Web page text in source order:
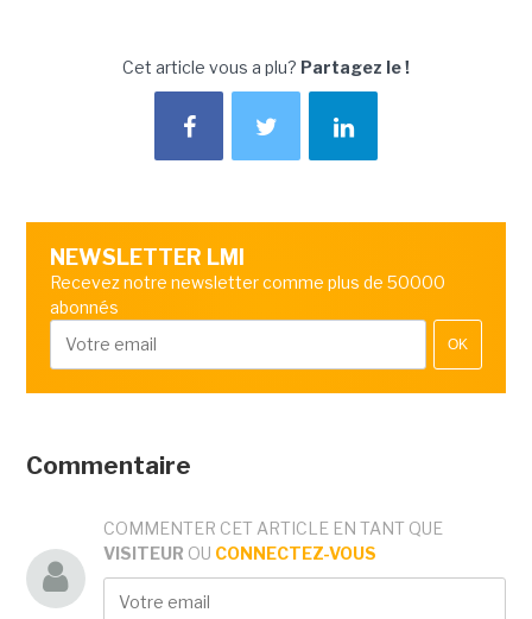
Cet article vous a plu? Partagez le !
NEWSLETTER LMI
Recevez notre newsletter comme plus de 50000
abonnés
OK
Commentaire
COMMENTER CET ARTICLE EN TANT QUE
VISITEUR OU CONNECTEZ-VOUS